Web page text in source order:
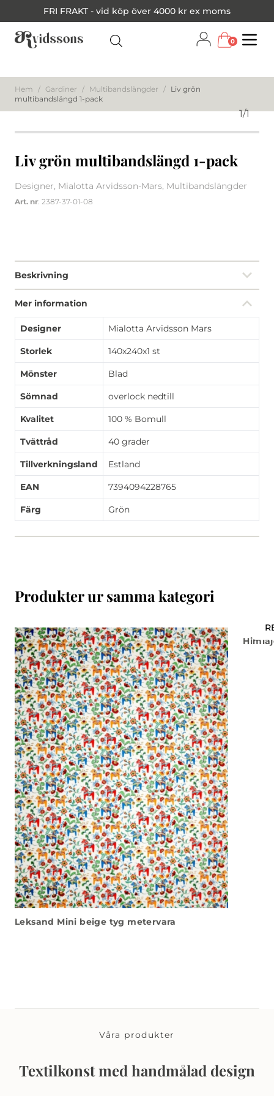
FRI FRAKT - vid köp över 4000 kr ex moms
0
Hem / Gardiner / Multibandslängder / Liv grön
multibandslängd 1-pack
1/1
Liv grön multibandslängd 1-pack
Designer, Mialotta Arvidsson-Mars, Multibandslängder
Art. nr: 2387-37-01-08
Beskrivning
Mer information
Designer Mialotta Arvidsson Mars
Storlek 140x240x1 st
Mönster Blad
Sömnad overlock nedtill
Kvalitet 100 % Bomull
Tvättråd 40 grader
Tillverkningsland Estland
EAN 7394094228765
Färg Grön
Produkter ur samma kategori
Leksand Mini beige tyg metervara
Våra produkter
Textilkonst med handmålad design